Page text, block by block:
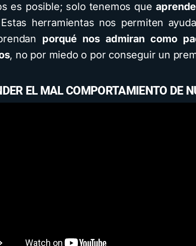
es posible; solo tenemos que
herramientas nos permiten
porqué nos admiran como
, no por miedo o por conseguir un
EL MAL COMPORTAMIENTO DE